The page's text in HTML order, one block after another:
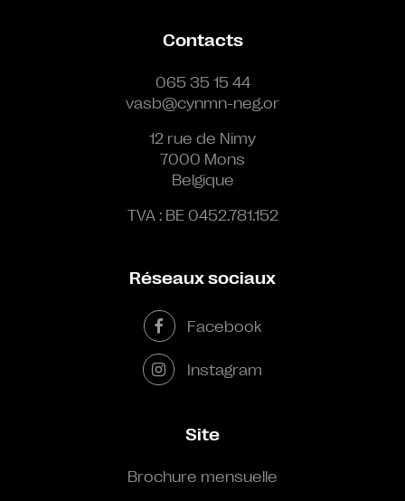
Contacts
065 35 15 44
vasb@cynmn-neg.or
12 rue de Nimy
7000 Mons
Belgique
TVA : BE 0452.781.152
Réseaux sociaux
Facebook
Instagram
Site
Brochure mensuelle